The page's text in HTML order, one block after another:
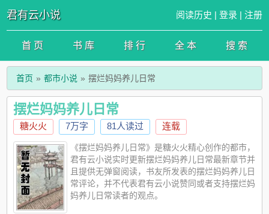
君有云小说 阅读历史 | 登录 | 注册
首 页 书 库 排 行 全 本 搜 索
首页 都市小说 摆烂妈妈养儿日常
摆烂妈妈养儿日常
糖火火 7万字 81人读过 连载
《摆烂妈妈养儿日常》是糖火火精心创作的都市，
君有云小说实时更新摆烂妈妈养儿日常最新章节并
且提供无弹窗阅读，书友所发表的摆烂妈妈养儿日
常评论，并不代表君有云小说赞同或者支持摆烂妈
妈养儿日常读者的观点。